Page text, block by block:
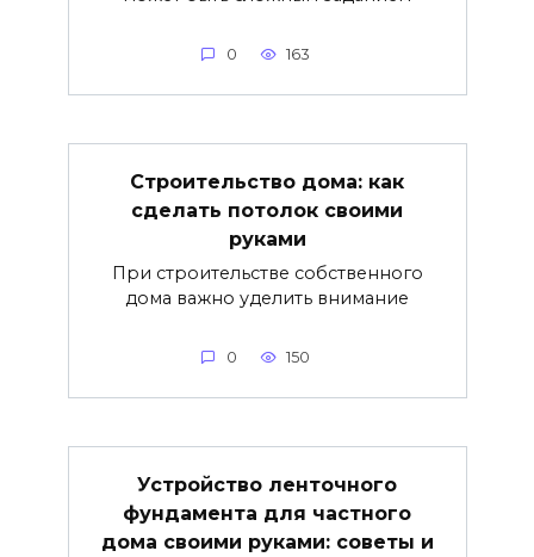
0 163
Строительство дома: как
сделать потолок своими
руками
При строительстве собственного
дома важно уделить внимание
0 150
Устройство ленточного
фундамента для частного
дома своими руками: советы и